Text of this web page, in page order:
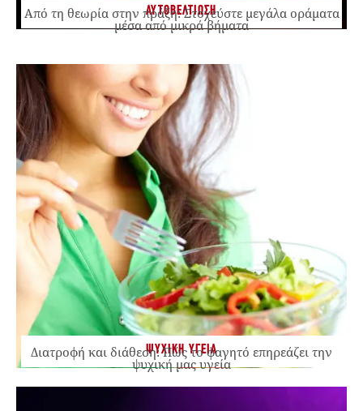
ΑΥΤΟΒΕΛΤΙΩΣΗ
Από τη θεωρία στην πράξη: Στοχεύστε μεγάλα οράματα
μέσα από μικρά βήματα
ΨΥΧΙΚΗ ΥΓΕΙΑ
Διατροφή και διάθεση: Πώς το φαγητό επηρεάζει την
ψυχική μας υγεία